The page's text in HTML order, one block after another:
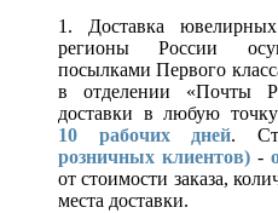
1. Доставка
регионы России
посылками Первого
в отделении «Почты
доставки в любую
10 рабочих дней.
розничных клиентов)-
от стоимости заказа,
места доставки.